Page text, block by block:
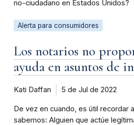
no-ciudadano en Estados Unidos?
Alerta para consumidores
Los notarios no
ayuda en asuntos de
Kati Daffan 5 de Jul de 2022
De vez en cuando, es útil recordar
sabemos: Alguien que actúe